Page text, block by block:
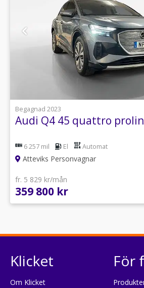
Begagnad 2023
Audi Q4 45 quattro
6 257 mil El Automat
Atteviks Personvagnar
fr. 5 829 kr/mån
359 800 kr
Klicket
Om Klicket
För